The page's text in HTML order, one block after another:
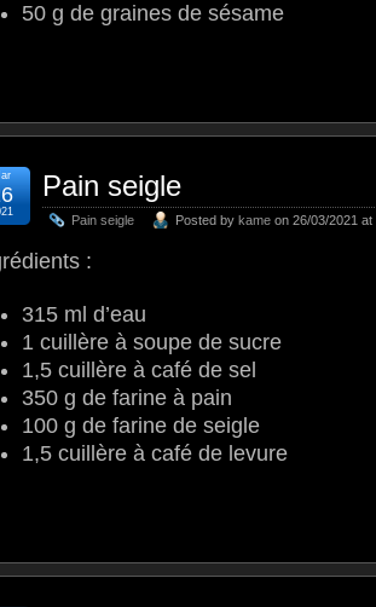
50 g de graines de sésame
Pain seigle
Pain seigle Posted by kame on 26/03/2021 at
:
315 ml d’eau
1 cuillère à soupe de sucre
1,5 cuillère à café de sel
350 g de farine à pain
100 g de farine de seigle
1,5 cuillère à café de levure